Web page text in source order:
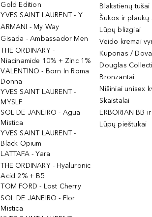
Gold Edition
YVES SAINT LAURENT - Y
ARMANI - My Way
Gisada - Ambassador Men
THE ORDINARY -
Niacinamide 10% + Zinc 1%
VALENTINO - Born In Roma
Donna
YVES SAINT LAURENT -
MYSLF
SOL DE JANEIRO - Agua
Mistica
YVES SAINT LAURENT -
Black Opium
LATTAFA - Yara
THE ORDINARY - Hyaluronic
Acid 2% + B5
TOM FORD - Lost Cherry
SOL DE JANEIRO - Flor
Mistica
Blakstienų tušai
Šukos ir plaukų
Lūpų blizgiai
Veido kremai
Kuponas /
Douglas
Bronzantai
Nišiniai unisex
Skaistalai
ERBORIAN BB
Lūpų pieštukai